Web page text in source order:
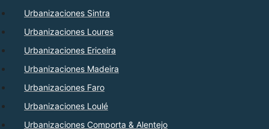
Urbanizaciones Sintra
Urbanizaciones Loures
Urbanizaciones Ericeira
Urbanizaciones Madeira
Urbanizaciones Faro
Urbanizaciones Loulé
Urbanizaciones Comporta & Alentejo